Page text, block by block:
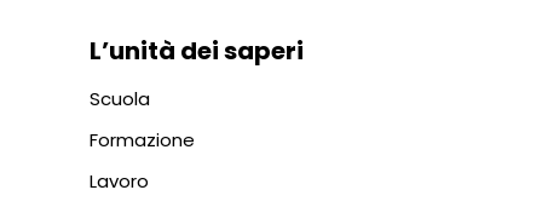
L’unità dei saperi
Scuola
Formazione
Lavoro